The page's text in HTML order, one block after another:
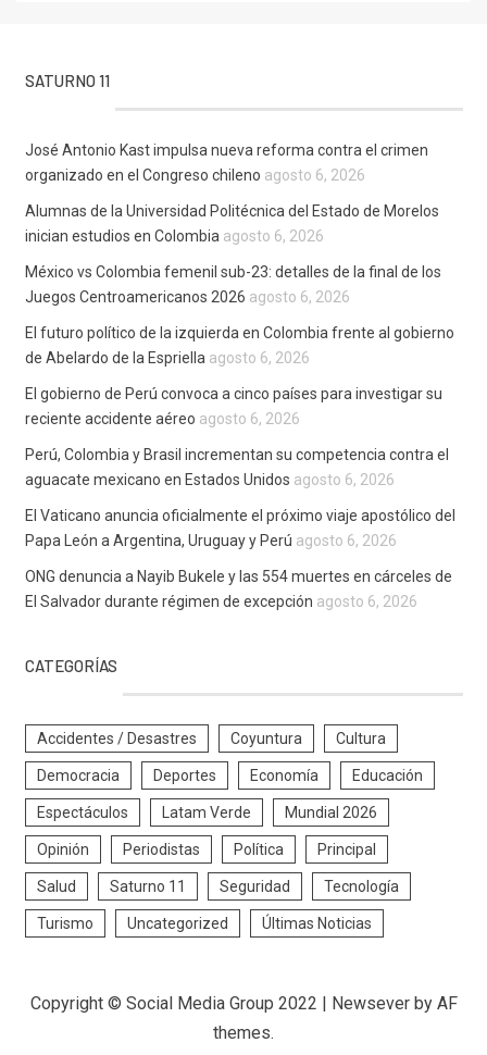
SATURNO 11
José Antonio Kast impulsa nueva reforma contra el crimen
organizado en el Congreso chileno agosto 6, 2026
Alumnas de la Universidad Politécnica del Estado de Morelos
inician estudios en Colombia agosto 6, 2026
México vs Colombia femenil sub-23: detalles de la final de los
Juegos Centroamericanos 2026 agosto 6, 2026
El futuro político de la izquierda en Colombia frente al gobierno
de Abelardo de la Espriella agosto 6, 2026
El gobierno de Perú convoca a cinco países para investigar su
reciente accidente aéreo agosto 6, 2026
Perú, Colombia y Brasil incrementan su competencia contra el
aguacate mexicano en Estados Unidos agosto 6, 2026
El Vaticano anuncia oficialmente el próximo viaje apostólico del
Papa León a Argentina, Uruguay y Perú agosto 6, 2026
ONG denuncia a Nayib Bukele y las 554 muertes en cárceles de
El Salvador durante régimen de excepción agosto 6, 2026
CATEGORÍAS
Accidentes / Desastres Coyuntura Cultura
Democracia Deportes Economía Educación
Espectáculos Latam Verde Mundial 2026
Opinión Periodistas Política Principal
Salud Saturno 11 Seguridad Tecnología
Turismo Uncategorized Últimas Noticias
Copyright © Social Media Group 2022 | Newseverby AF
themes.